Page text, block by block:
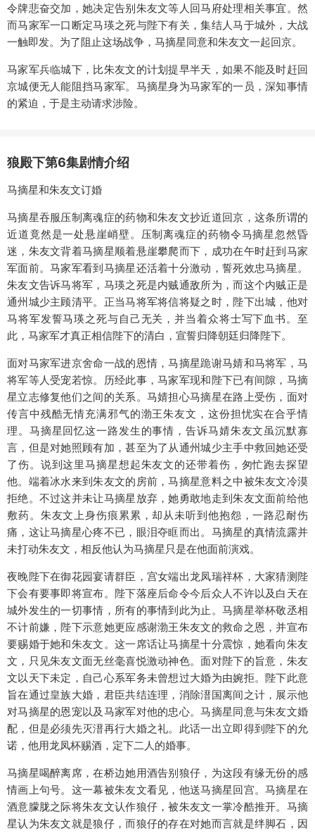
令牌悲奋交加，她决定告别朱友文等人回马府处理相关事宜。然
而马家军一口断定马瑛之死与陛下有关，集结人马于城外，大战
一触即发。为了阻止这场战争，马摘星同意和朱友文一起回京。
马家军兵临城下，比朱友文的计划提早半天，如果不能及时赶回
京城便无人能阻挡马家军。马摘星身为马家军的一员，深知事情
的紧迫，于是主动请求涉险。
狼殿下第6集剧情介绍
马摘星和朱友文订婚
马摘星吞服压制离魂症的药物和朱友文抄近道回京，这条所谓的
近道竟然是一处悬崖峭壁。压制离魂症的药物令马摘星忽然昏
迷，朱友文背着马摘星顺着悬崖攀爬而下，成功在午时赶到马家
军面前。马家军看到马摘星还活着十分激动，誓死效忠马摘星。
朱友文告诉马将军，马瑛之死是内贼通敌所为，而这个内贼正是
通州城少主顾清平。正当马将军将信将疑之时，陛下出城，他对
马将军发誓马瑛之死与自己无关，并当着众将士写下血书。至
此，马家军才真正相信陛下的清白，宣誓归降朝廷归降陛下。
面对马家军进京舍命一战的恩情，马摘星跪谢马婧和马将军，马
将军等人受宠若惊。历经此事，马家军现和陛下已有间隙，马摘
星立志修复他们之间的关系。马婧担心马摘星在路上受伤，面对
传言中残酷无情充满邪气的渤王朱友文，这份担忧实在合乎情
理。马摘星回忆这一路发生的事情，告诉马婧朱友文虽沉默寡
言，但是对她照顾有加，甚至为了从通州城少主手中救回她还受
了伤。说到这里马摘星想起朱友文的还带着伤，匆忙跑去探望
他。端着冰水来到朱友文的房前，马摘星意料之中被朱友文冷漠
拒绝。不过这并未让马摘星放弃，她勇敢地走到朱友文面前给他
敷药。朱友文上身伤痕累累，却从未听到他抱怨，一路忍耐伤
痛，这让马摘星心疼不已，眼泪夺眶而出。马摘星的真情流露并
未打动朱友文，相反他认为马摘星只是在他面前演戏。
夜晚陛下在御花园宴请群臣，宫女端出龙凤瑞祥杯，大家猜测陛
下会有要事即将宣布。陛下落座后命令今后众人不许以及白天在
城外发生的一切事情，所有的事情到此为止。马摘星举杯敬丞相
不计前嫌，陛下示意她更应感谢渤王朱友文的救命之恩，并宣布
要赐婚于她和朱友文。这一席话让马摘星十分震惊，她看向朱友
文，只见朱友文面无丝毫喜悦激动神色。面对陛下的旨意，朱友
文以天下未定，自己心系军务未曾想过大婚为由婉拒。陛下此意
旨在通过皇族大婚，君臣共结连理，消除溍国离间之计，展示他
对马摘星的恩宠以及马家军对他的忠心。马摘星同意与朱友文婚
配，但是必须先灭溍再行大婚之礼。此话一出立即得到陛下的允
诺，他用龙凤杯赐酒，定下二人的婚事。
马摘星喝醉离席，在桥边她用酒告别狼仔，为这段有缘无份的感
情画上句号。这一幕被朱友文看见，他送马摘星回宫。马摘星在
酒意朦胧之际将朱友文认作狼仔，被朱友文一掌冷酷推开。马摘
星认为朱友文就是狼仔，而狼仔的存在对她而言就是绊脚石，因